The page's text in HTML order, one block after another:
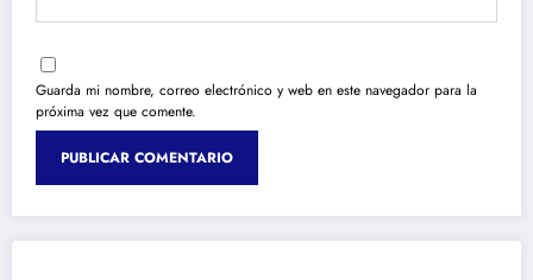
Guarda mi nombre, correo electrónico y web en este navegador para la
próxima vez que comente.